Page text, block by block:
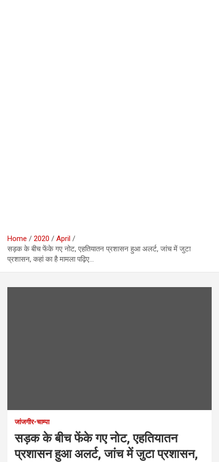
Home 2020
April
सड़क के बीच फेंके गए नोट, एहतियातन प्रशासन हुआ अलर्ट, जांच में जुटा
प्रशासन, कहां का है मामला पढ़िए…
जांजगीर-चाम्पा
सड़क के बीच फेंके गए नोट, एहतियातन
प्रशासन हुआ अलर्ट, जांच में जुटा प्रशासन,